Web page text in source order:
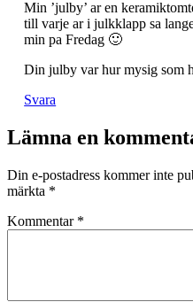
Min ’julby’ ar en
till varje ar i julkklapp sa
min pa Fredag 🙂
Din julby var hur mysig som
Svara
Lämna en
Din e-postadress kommer inte
märkta *
Kommentar *